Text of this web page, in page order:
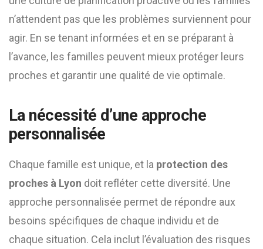
n’attendent pas que les problèmes surviennent pour
agir. En se tenant informées et en se préparant à
l’avance, les familles peuvent mieux protéger leurs
proches et garantir une qualité de vie optimale.
La nécessité d’une approche
personnalisée
Chaque famille est unique, et la protection des
proches à Lyon doit refléter cette diversité. Une
approche personnalisée permet de répondre aux
besoins spécifiques de chaque individu et de
chaque situation. Cela inclut l’évaluation des risques